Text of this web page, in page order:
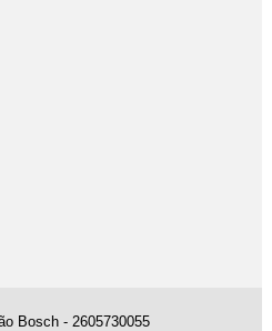
Bosch - 2605730055